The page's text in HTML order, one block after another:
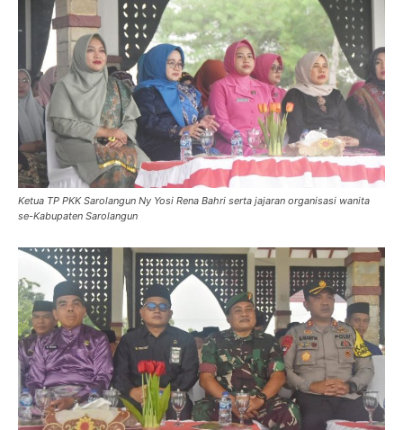
Ketua TP PKK Sarolangun Ny Yosi Rena Bahri serta jajaran organisasi wanita
se-Kabupaten Sarolangun